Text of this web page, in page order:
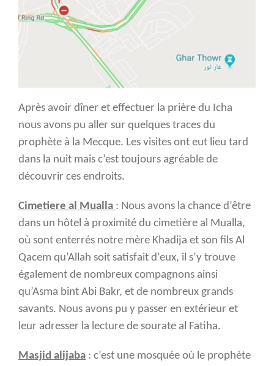
Après avoir dîner et effectuer la prière du Icha
nous avons pu aller sur quelques traces du
prophète à la Mecque. Les visites ont eut lieu tard
dans la nuit mais c’est toujours agréable de
découvrir ces endroits.
Cimetiere al Mualla : Nous avons la chance d’être
dans un hôtel à proximité du cimetière al Mualla,
où sont enterrés notre mère Khadija et son fils Al
Qacem qu’Allah soit satisfait d’eux, il s’y trouve
également de nombreux compagnons ainsi
qu’Asma bint Abi Bakr, et de nombreux grands
savants. Nous avons pu y passer en extérieur et
leur adresser la lecture de sourate al Fatiha.
Masjid alijaba : c’est une mosquée où le prophète